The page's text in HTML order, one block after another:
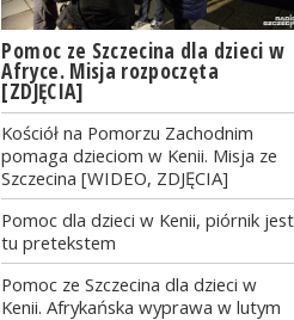
Pomoc ze Szczecina dla dzieci w
Afryce. Misja rozpoczęta
[ZDJĘCIA]
Kościół na Pomorzu Zachodnim
pomaga dzieciom w Kenii. Misja ze
Szczecina [WIDEO, ZDJĘCIA]
Pomoc dla dzieci w Kenii, piórnik jest
tu pretekstem
Pomoc ze Szczecina dla dzieci w
Kenii. Afrykańska wyprawa w lutym